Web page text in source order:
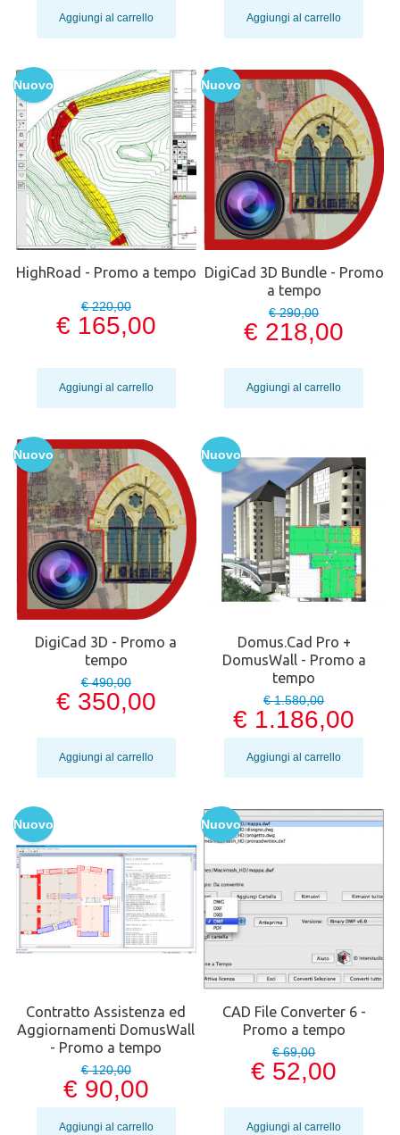
Aggiungi al carrello Aggiungi al carrello
Nuovo
HighRoad - Promo a tempo
€ 220,00
€ 165,00
Aggiungi al carrello
Nuovo
DigiCad 3D Bundle - Promo
a tempo
€ 290,00
€ 218,00
Aggiungi al carrello
Nuovo
DigiCad 3D - Promo a
tempo
€ 490,00
€ 350,00
Aggiungi al carrello
Nuovo
Domus.Cad Pro +
DomusWall - Promo a
tempo
€ 1.580,00
€ 1.186,00
Aggiungi al carrello
Nuovo
Contratto Assistenza ed
Aggiornamenti DomusWall
- Promo a tempo
€ 120,00
€ 90,00
Aggiungi al carrello
Nuovo
CAD File Converter 6 -
Promo a tempo
€ 69,00
€ 52,00
Aggiungi al carrello